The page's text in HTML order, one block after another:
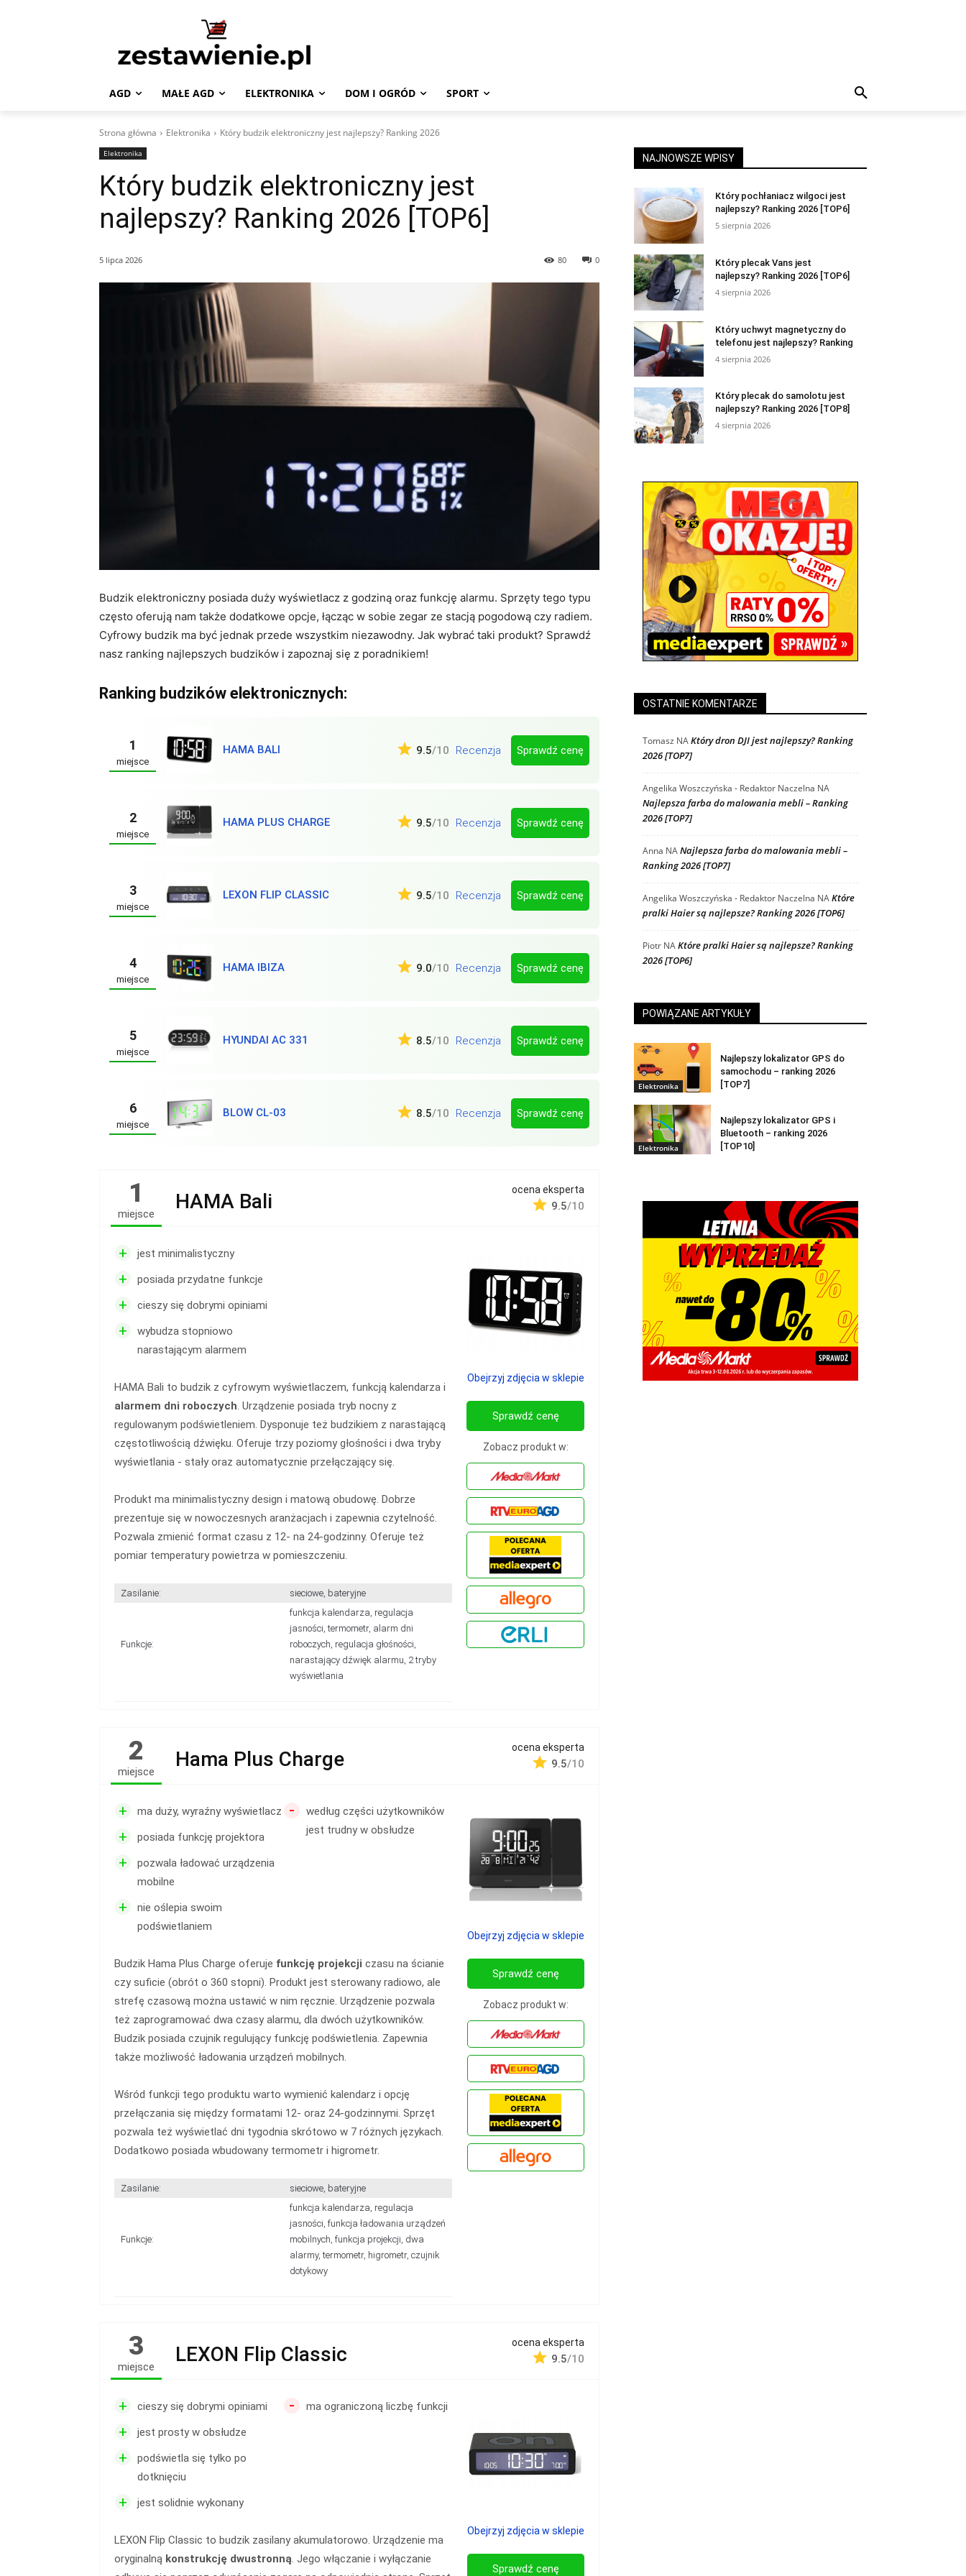
AGD MAŁE AGD ELEKTRONIKA DOM I OGRÓD SPORT
Strona główna Elektronika Który budzik elektroniczny jest najlepszy? Ranking 2026
Elektronika
Który budzik elektroniczny jest
najlepszy? Ranking 2026 [TOP6]
5 lipca 2026 0
80
Budzik elektroniczny posiada duży wyświetlacz z godziną oraz funkcję alarmu. Sprzęty tego typu
często oferują nam także dodatkowe opcje, łącząc w sobie zegar ze stacją pogodową czy radiem.
Cyfrowy budzik ma być jednak przede wszystkim niezawodny. Jak wybrać taki produkt? Sprawdź
nasz ranking najlepszych budzików i zapoznaj się z poradnikiem!
Ranking budzików elektronicznych:
1
miejsce
HAMA BALI 9.5/10 Recenzja Sprawdź cenę
2
miejsce
HAMA PLUS CHARGE 9.5/10 Recenzja Sprawdź cenę
3
miejsce
LEXON FLIP CLASSIC 9.5/10 Recenzja Sprawdź cenę
4
miejsce
HAMA IBIZA 9.0/10 Recenzja Sprawdź cenę
5
miejsce
HYUNDAI AC 331 8.5/10 Recenzja Sprawdź cenę
6
miejsce
BLOW CL-03 8.5/10 Recenzja Sprawdź cenę
1
miejsce
HAMA Bali ocena eksperta
9.5/10
+ jest minimalistyczny
+ posiada przydatne funkcje
+ cieszy się dobrymi opiniami
+
wybudza stopniowo
narastającym alarmem
HAMA Bali to budzik z cyfrowym wyświetlaczem, funkcją kalendarza i
alarmem dni roboczych. Urządzenie posiada tryb nocny z
regulowanym podświetleniem. Dysponuje też budzikiem z narastającą
częstotliwością dźwięku. Oferuje trzy poziomy głośności i dwa tryby
wyświetlania - stały oraz automatycznie przełączający się.
Produkt ma minimalistyczny design i matową obudowę. Dobrze
prezentuje się w nowoczesnych aranżacjach i zapewnia czytelność.
Pozwala zmienić format czasu z 12- na 24-godzinny. Oferuje też
pomiar temperatury powietrza w pomieszczeniu.
Zasilanie: sieciowe, bateryjne
Funkcje:
funkcja kalendarza, regulacja
jasności, termometr, alarm dni
roboczych, regulacja głośności,
narastający dźwięk alarmu, 2 tryby
wyświetlania
Obejrzyj zdjęcia w sklepie
Sprawdź cenę
Zobacz produkt w:
2
miejsce
Hama Plus Charge ocena eksperta
9.5/10
+ ma duży, wyraźny wyświetlacz
+ posiada funkcję projektora
+
pozwala ładować urządzenia
mobilne
+
nie oślepia swoim
podświetlaniem
-
według części użytkowników
jest trudny w obsłudze
Budzik Hama Plus Charge oferuje funkcję projekcji czasu na ścianie
czy suficie (obrót o 360 stopni). Produkt jest sterowany radiowo, ale
strefę czasową można ustawić w nim ręcznie. Urządzenie pozwala
też zaprogramować dwa czasy alarmu, dla dwóch użytkowników.
Budzik posiada czujnik regulujący funkcję podświetlenia. Zapewnia
także możliwość ładowania urządzeń mobilnych.
Wśród funkcji tego produktu warto wymienić kalendarz i opcję
przełączania się między formatami 12- oraz 24-godzinnymi. Sprzęt
pozwala też wyświetlać dni tygodnia skrótowo w 7 różnych językach.
Dodatkowo posiada wbudowany termometr i higrometr.
Zasilanie: sieciowe, bateryjne
Funkcje:
funkcja kalendarza, regulacja
jasności, funkcja ładowania urządzeń
mobilnych, funkcja projekcji, dwa
alarmy, termometr, higrometr, czujnik
dotykowy
Obejrzyj zdjęcia w sklepie
Sprawdź cenę
Zobacz produkt w:
3
miejsce
LEXON Flip Classic ocena eksperta
9.5/10
+ cieszy się dobrymi opiniami
+ jest prosty w obsłudze
+
podświetla się tylko po
dotknięciu
+ jest solidnie wykonany
- ma ograniczoną liczbę funkcji
LEXON Flip Classic to budzik zasilany akumulatorowo. Urządzenie ma
oryginalną konstrukcję dwustronną. Jego włączanie i wyłączanie
Obejrzyj zdjęcia w sklepie
Sprawdź cenę
NAJNOWSZE WPISY
Który pochłaniacz wilgoci jest
najlepszy? Ranking 2026 [TOP6]
5 sierpnia 2026
Który plecak Vans jest
najlepszy? Ranking 2026 [TOP6]
4 sierpnia 2026
Który uchwyt magnetyczny do
telefonu jest najlepszy? Ranking
4 sierpnia 2026
Który plecak do samolotu jest
najlepszy? Ranking 2026 [TOP8]
4 sierpnia 2026
OSTATNIE KOMENTARZE
Tomasz NAKtóry dron DJI jest najlepszy? Ranking
2026 [TOP7]
Angelika Woszczyńska - Redaktor Naczelna NA
Najlepsza farba do malowania mebli – Ranking
2026 [TOP7]
Anna NANajlepsza farba do malowania mebli –
Ranking 2026 [TOP7]
Angelika Woszczyńska - Redaktor Naczelna NAKtóre
pralki Haier są najlepsze? Ranking 2026 [TOP6]
Piotr NAKtóre pralki Haier są najlepsze? Ranking
2026 [TOP6]
POWIĄZANE ARTYKUŁY
Elektronika
Najlepszy lokalizator GPS do
samochodu – ranking 2026
[TOP7]
Elektronika
Najlepszy lokalizator GPS i
Bluetooth – ranking 2026
[TOP10]